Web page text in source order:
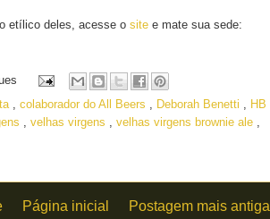
etílico deles, acesse o site e mate sua sede:
, colaborador do All Beers , Deborah Benetti , HB
, velhas virgens , velhas virgens brownie ale ,
Postagem mais antiga
Página inicial